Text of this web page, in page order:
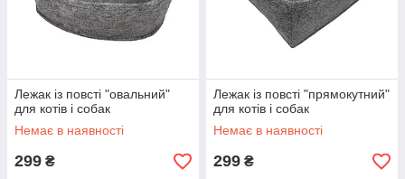
Лежак із повсті "овальний"
для котів і собак
Немає в наявності
299 ₴
Лежак із повсті "прямокутний"
для котів і собак
Немає в наявності
299 ₴